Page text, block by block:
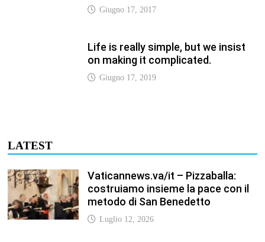
Giugno 17, 2017
Life is really simple, but we insist
on making it complicated.
Giugno 17, 2019
LATEST
Vaticannews.va/it – Pizzaballa:
costruiamo insieme la pace con il
metodo di San Benedetto
Luglio 12, 2026